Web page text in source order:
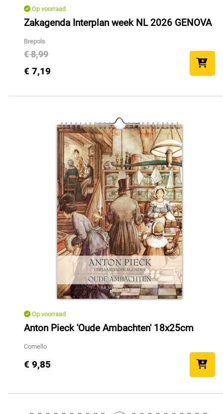
Op voorraad
Zakagenda Interplan week NL 2026 GENOVA
Brepols
€ 8,99
€ 7,19
Op voorraad
Anton Pieck 'Oude Ambachten' 18x25cm
Comello
€ 9,85